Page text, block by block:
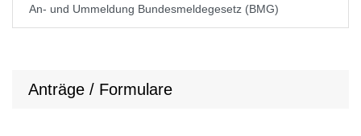
An- und Ummeldung Bundesmeldegesetz (BMG)
Anträge / Formulare